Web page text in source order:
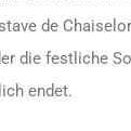
de
die festliche
endet.